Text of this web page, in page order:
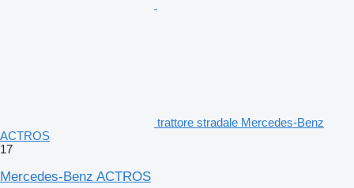
trattore stradale Mercedes-Benz
ACTROS
17
Mercedes-Benz ACTROS